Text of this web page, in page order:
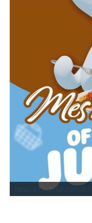
https://frioteka.com.ar/